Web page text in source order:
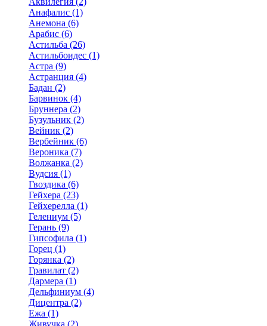
Анафалис (1)
Анемона (6)
Арабис (6)
Астильба (26)
Астильбоидес (1)
Астра (9)
Астранция (4)
Бадан (2)
Барвинок (4)
Бруннера (2)
Бузульник (2)
Вейник (2)
Вербейник (6)
Вероника (7)
Волжанка (2)
Вудсия (1)
Гвоздика (6)
Гейхера (23)
Гейхерелла (1)
Гелениум (5)
Герань (9)
Гипсофила (1)
Горец (1)
Горянка (2)
Гравилат (2)
Дармера (1)
Дельфиниум (4)
Дицентра (2)
Ежа (1)
Живучка (2)